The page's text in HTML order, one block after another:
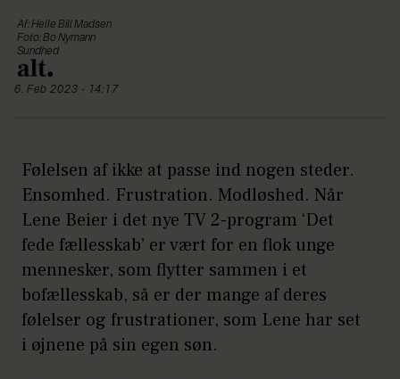
Af: Helle Bill Madsen
Foto: Bo Nymann
Sundhed
6. Feb 2023 - 14:17
Følelsen af ikke at passe ind nogen steder.
Ensomhed. Frustration. Modløshed. Når
Lene Beier i det nye TV 2-program ‘Det
fede fællesskab’ er vært for en flok unge
mennesker, som flytter sammen i et
bofællesskab, så er der mange af deres
følelser og frustrationer, som Lene har set
i øjnene på sin egen søn.